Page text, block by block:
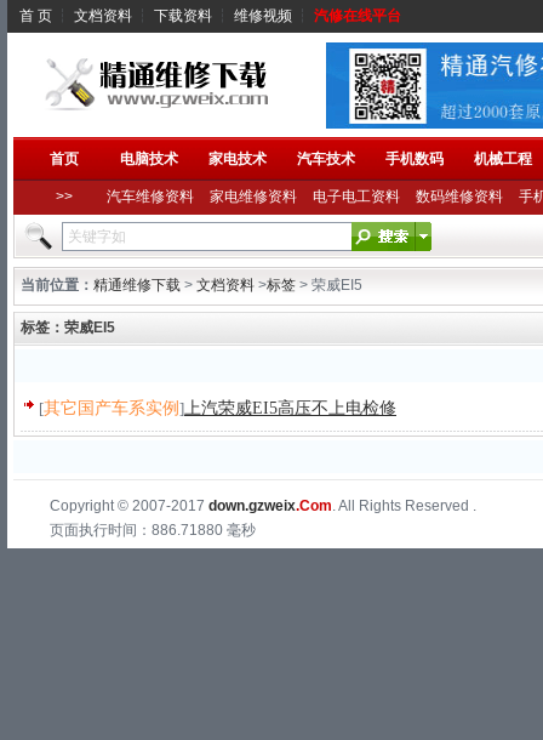
首 页 ┆ 文档资料 ┆ 下载资料 ┆ 维修视频 ┆ 汽修在线平台
首页 电脑技术 家电技术 汽车技术 手机数码 机械工程
>> 汽车维修资料 家电维修资料 电子电工资料 数码维修资料 手
当前位置： 精通维修下载 > 文档资料 >标签 > 荣威EI5
标签：荣威EI5
[其它国产车系实例 ]上汽荣威EI5高压不上电检修
Copyright © 2007-2017 down.gzweix.Com. All Rights Reserved .
页面执行时间：886.71880 毫秒